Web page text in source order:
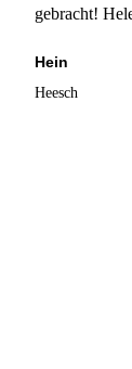
gebracht!
Hein
Heesch